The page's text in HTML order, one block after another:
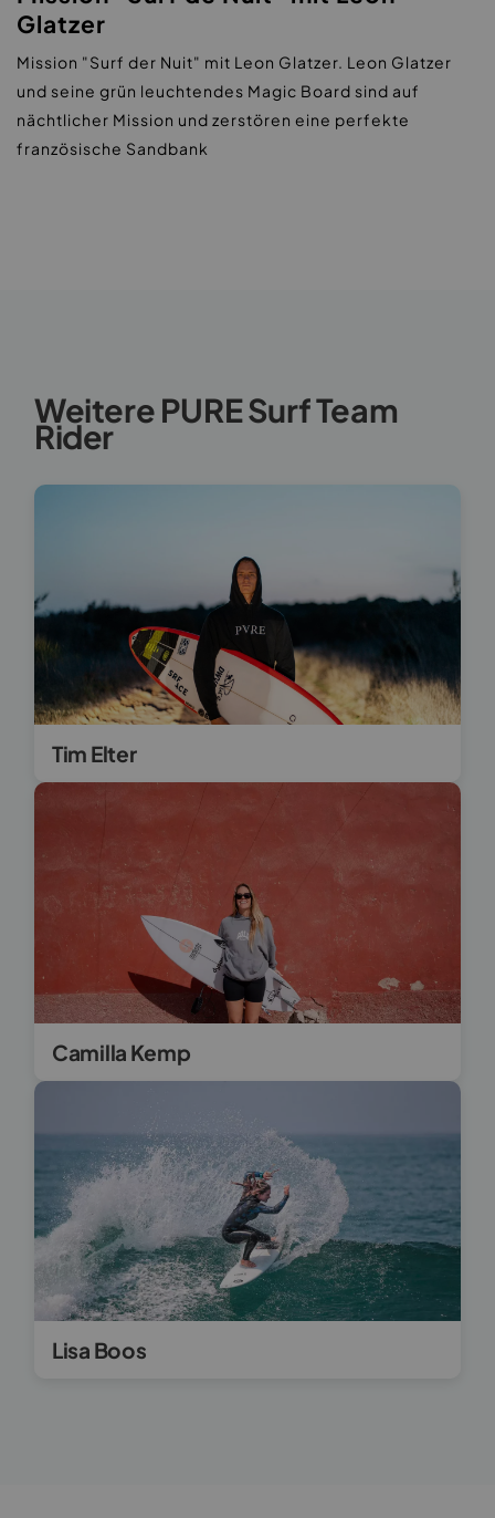
Glatzer
Mission "Surf der Nuit" mit Leon Glatzer. Leon Glatzer
und seine grün leuchtendes Magic Board sind auf
nächtlicher Mission und zerstören eine perfekte
französische Sandbank
Weitere PURE Surf Team
Rider
Tim Elter
Camilla Kemp
Lisa Boos